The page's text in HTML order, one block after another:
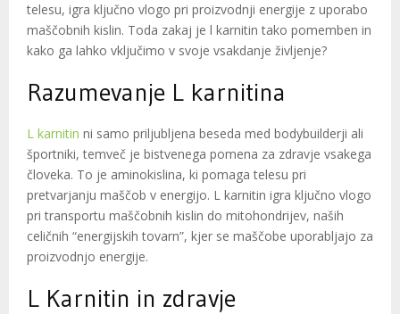
telesu, igra ključno vlogo pri proizvodnji energije z uporabo
maščobnih kislin. Toda zakaj je l karnitin tako pomemben in
kako ga lahko vključimo v svoje vsakdanje življenje?
Razumevanje L karnitina
L karnitin ni samo priljubljena beseda med bodybuilderji ali
športniki, temveč je bistvenega pomena za zdravje vsakega
človeka. To je aminokislina, ki pomaga telesu pri
pretvarjanju maščob v energijo. L karnitin igra ključno vlogo
pri transportu maščobnih kislin do mitohondrijev, naših
celičnih “energijskih tovarn”, kjer se maščobe uporabljajo za
proizvodnjo energije.
L Karnitin in zdravje